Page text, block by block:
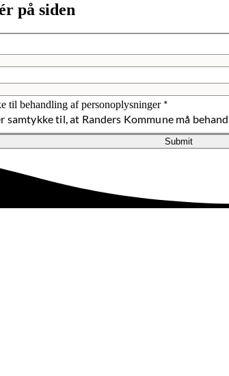
på siden
til behandling af personoplysninger *
samtykke til, at Randers Kommune må
Submit